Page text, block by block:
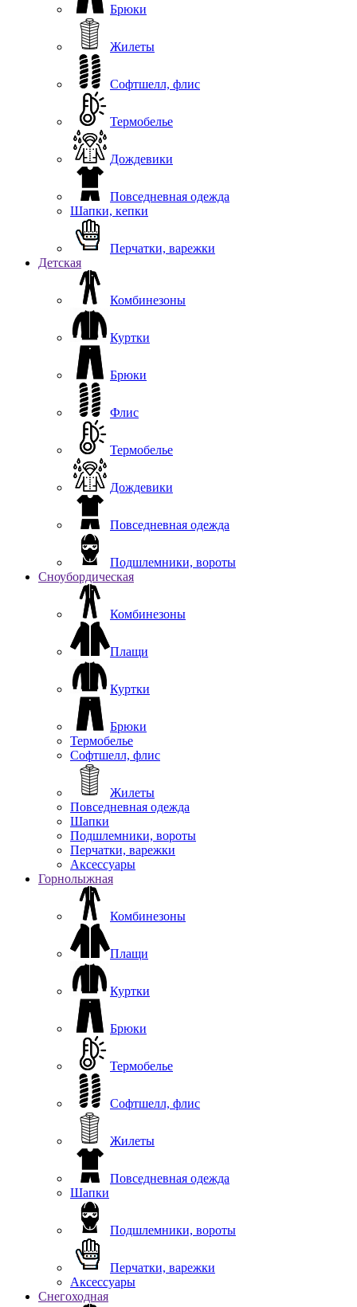
Брюки
Жилеты
Софтшелл, флис
Термобелье
Дождевики
Повседневная одежда
Шапки, кепки
Перчатки, варежки
Детская
Комбинезоны
Куртки
Брюки
Флис
Термобелье
Дождевики
Повседневная одежда
Подшлемники, вороты
Сноубордическая
Комбинезоны
Плащи
Куртки
Брюки
Термобелье
Софтшелл, флис
Жилеты
Повседневная одежда
Шапки
Подшлемники, вороты
Перчатки, варежки
Аксессуары
Горнолыжная
Комбинезоны
Плащи
Куртки
Брюки
Термобелье
Софтшелл, флис
Жилеты
Повседневная одежда
Шапки
Подшлемники, вороты
Перчатки, варежки
Аксессуары
Снегоходная